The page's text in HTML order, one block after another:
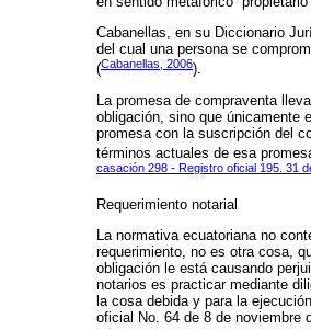
Cabanellas, en su Diccionario
del cual una persona se
(Cabanellas, 2006).
La promesa de compraventa
obligación, sino que únicamente
promesa con la suscripción del
términos actuales de esa
casación 298 - Registro oficial 195. 31
Requerimiento notarial
La normativa ecuatoriana no
requerimiento, no es otra cosa,
obligación le está causando
notarios es practicar mediante
la cosa debida y para la
oficial No. 64 de 8 de noviembre